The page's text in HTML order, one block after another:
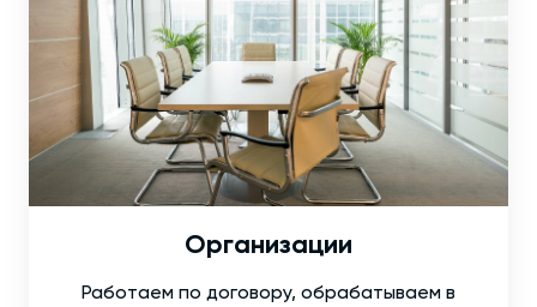
Организации
Работаем по договору, обрабатываем в